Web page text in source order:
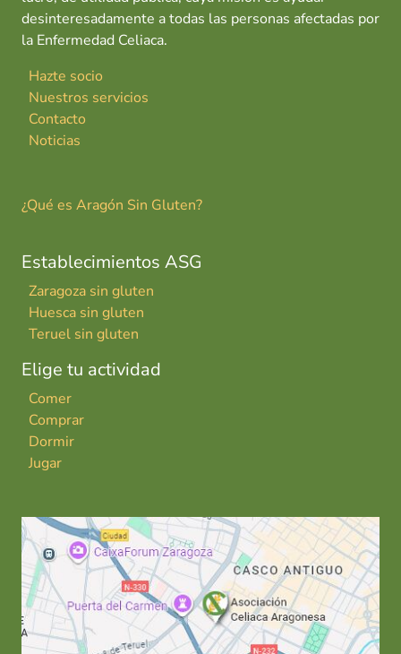
desinteresadamente a todas las personas afectadas por
la Enfermedad Celiaca.
Hazte socio
Nuestros servicios
Contacto
Noticias
¿Qué es Aragón Sin Gluten?
Establecimientos ASG
Zaragoza sin gluten
Huesca sin gluten
Teruel sin gluten
Elige tu actividad
Comer
Comprar
Dormir
Jugar